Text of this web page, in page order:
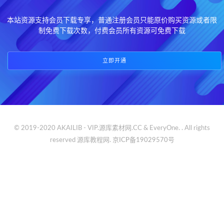
本站资源支持会员下载专享，普通注册会员只能原价购买资源或者限
制免费下载次数，付费会员所有资源可免费下载
立即开通
© 2019-2020 AKAILIB - VIP.源库素材网.CC & EveryOne. . All rights
reserved 源库教程网. 京ICP备19029570号